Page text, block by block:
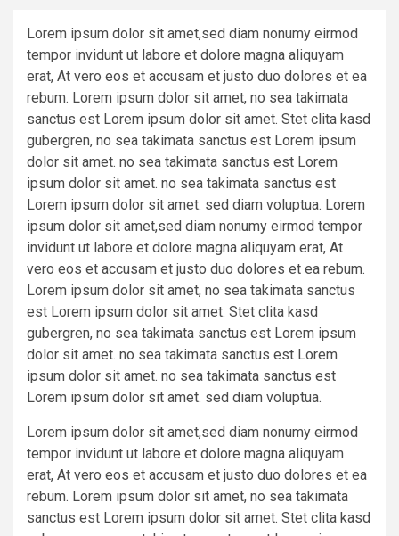
Lorem ipsum dolor sit amet,sed diam nonumy eirmod
tempor invidunt ut labore et dolore magna aliquyam
erat, At vero eos et accusam et justo duo dolores et ea
rebum. Lorem ipsum dolor sit amet, no sea takimata
sanctus est Lorem ipsum dolor sit amet. Stet clita kasd
gubergren, no sea takimata sanctus est Lorem ipsum
dolor sit amet. no sea takimata sanctus est Lorem
ipsum dolor sit amet. no sea takimata sanctus est
Lorem ipsum dolor sit amet. sed diam voluptua. Lorem
ipsum dolor sit amet,sed diam nonumy eirmod tempor
invidunt ut labore et dolore magna aliquyam erat, At
vero eos et accusam et justo duo dolores et ea rebum.
Lorem ipsum dolor sit amet, no sea takimata sanctus
est Lorem ipsum dolor sit amet. Stet clita kasd
gubergren, no sea takimata sanctus est Lorem ipsum
dolor sit amet. no sea takimata sanctus est Lorem
ipsum dolor sit amet. no sea takimata sanctus est
Lorem ipsum dolor sit amet. sed diam voluptua.
Lorem ipsum dolor sit amet,sed diam nonumy eirmod
tempor invidunt ut labore et dolore magna aliquyam
erat, At vero eos et accusam et justo duo dolores et ea
rebum. Lorem ipsum dolor sit amet, no sea takimata
sanctus est Lorem ipsum dolor sit amet. Stet clita kasd